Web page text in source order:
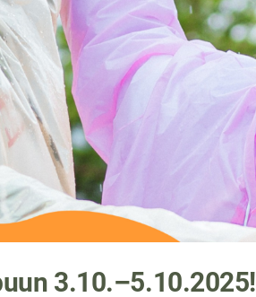
3.10.–5.10.2025!